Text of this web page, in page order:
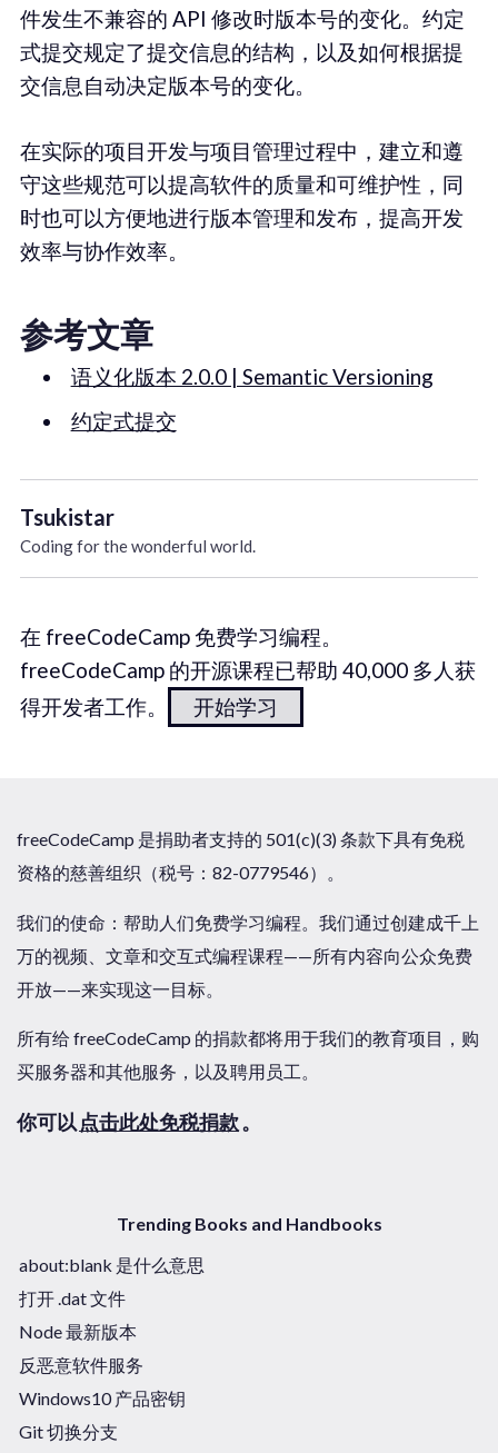
件发生不兼容的 API 修改时版本号的变化。约定
式提交规定了提交信息的结构，以及如何根据提
交信息自动决定版本号的变化。
在实际的项目开发与项目管理过程中，建立和遵
守这些规范可以提高软件的质量和可维护性，同
时也可以方便地进行版本管理和发布，提高开发
效率与协作效率。
参考文章
语义化版本 2.0.0 | Semantic Versioning
约定式提交
Tsukistar
Coding for the wonderful world.
在 freeCodeCamp 免费学习编程。
freeCodeCamp 的开源课程已帮助 40,000 多人获
得开发者工作。
开始学习
freeCodeCamp 是捐助者支持的 501(c)(3) 条款下具有免税
资格的慈善组织（税号：82-0779546）。
我们的使命：帮助人们免费学习编程。我们通过创建成千上
万的视频、文章和交互式编程课程——所有内容向公众免费
开放——来实现这一目标。
所有给 freeCodeCamp 的捐款都将用于我们的教育项目，购
买服务器和其他服务，以及聘用员工。
你可以 点击此处免税捐款。
Trending Books and Handbooks
about:blank 是什么意思
打开 .dat 文件
Node 最新版本
反恶意软件服务
Windows10 产品密钥
Git 切换分支